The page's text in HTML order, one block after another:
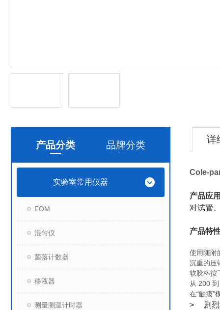
产品分类 品牌分类
实验室常用仪器
FOM
混匀仪
菌落计数器
移液器
测量测温计时器
详
Cole-
产品应
对试管
产品特
使用随附
沉重的压
软胶杯按
从 200
在“触摸”
>
剧